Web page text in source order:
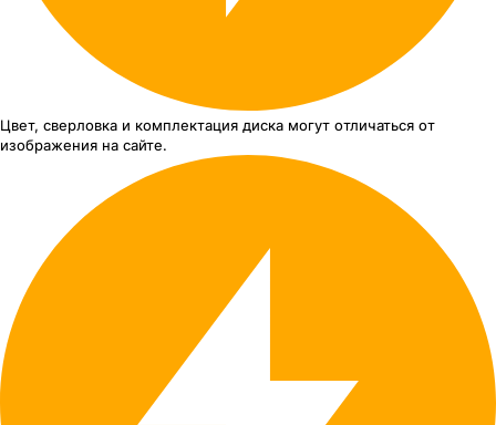
Цвет, сверловка и комплектация диска могут отличаться от
изображения на сайте.